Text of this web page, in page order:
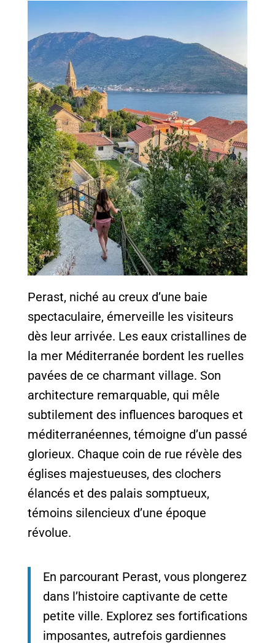
Perast, niché au creux d’une baie
spectaculaire, émerveille les visiteurs
dès leur arrivée. Les eaux cristallines de
la mer Méditerranée bordent les ruelles
pavées de ce charmant village. Son
architecture remarquable, qui mêle
subtilement des influences baroques et
méditerranéennes, témoigne d’un passé
glorieux. Chaque coin de rue révèle des
églises majestueuses, des clochers
élancés et des palais somptueux,
témoins silencieux d’une époque
révolue.
En parcourant Perast, vous plongerez
dans l’histoire captivante de cette
petite ville. Explorez ses fortifications
imposantes, autrefois gardiennes